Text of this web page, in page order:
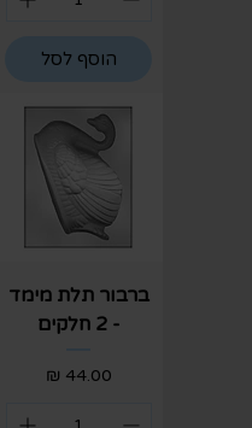
הוסף לסל
ברבור תלת מימד
- 2 חלקים
מחיר